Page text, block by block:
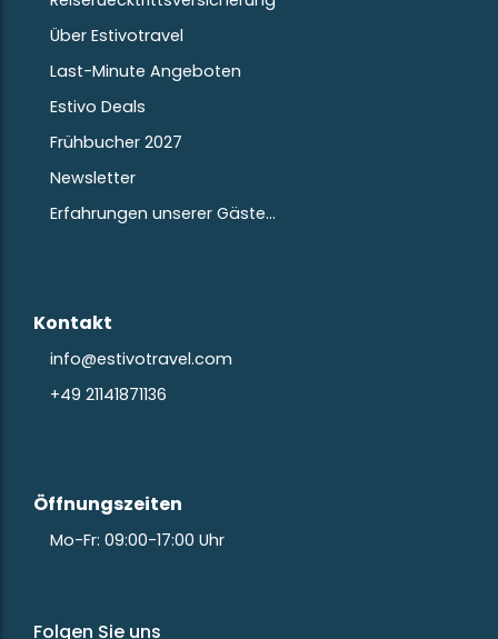
Über Estivotravel
Last-Minute Angeboten
Estivo Deals
Frühbucher 2027
Newsletter
Erfahrungen unserer Gäste…
Kontakt
info@estivotravel.com
+49 21141871136
Öffnungszeiten
Mo-Fr: 09:00-17:00 Uhr
Folgen Sie uns